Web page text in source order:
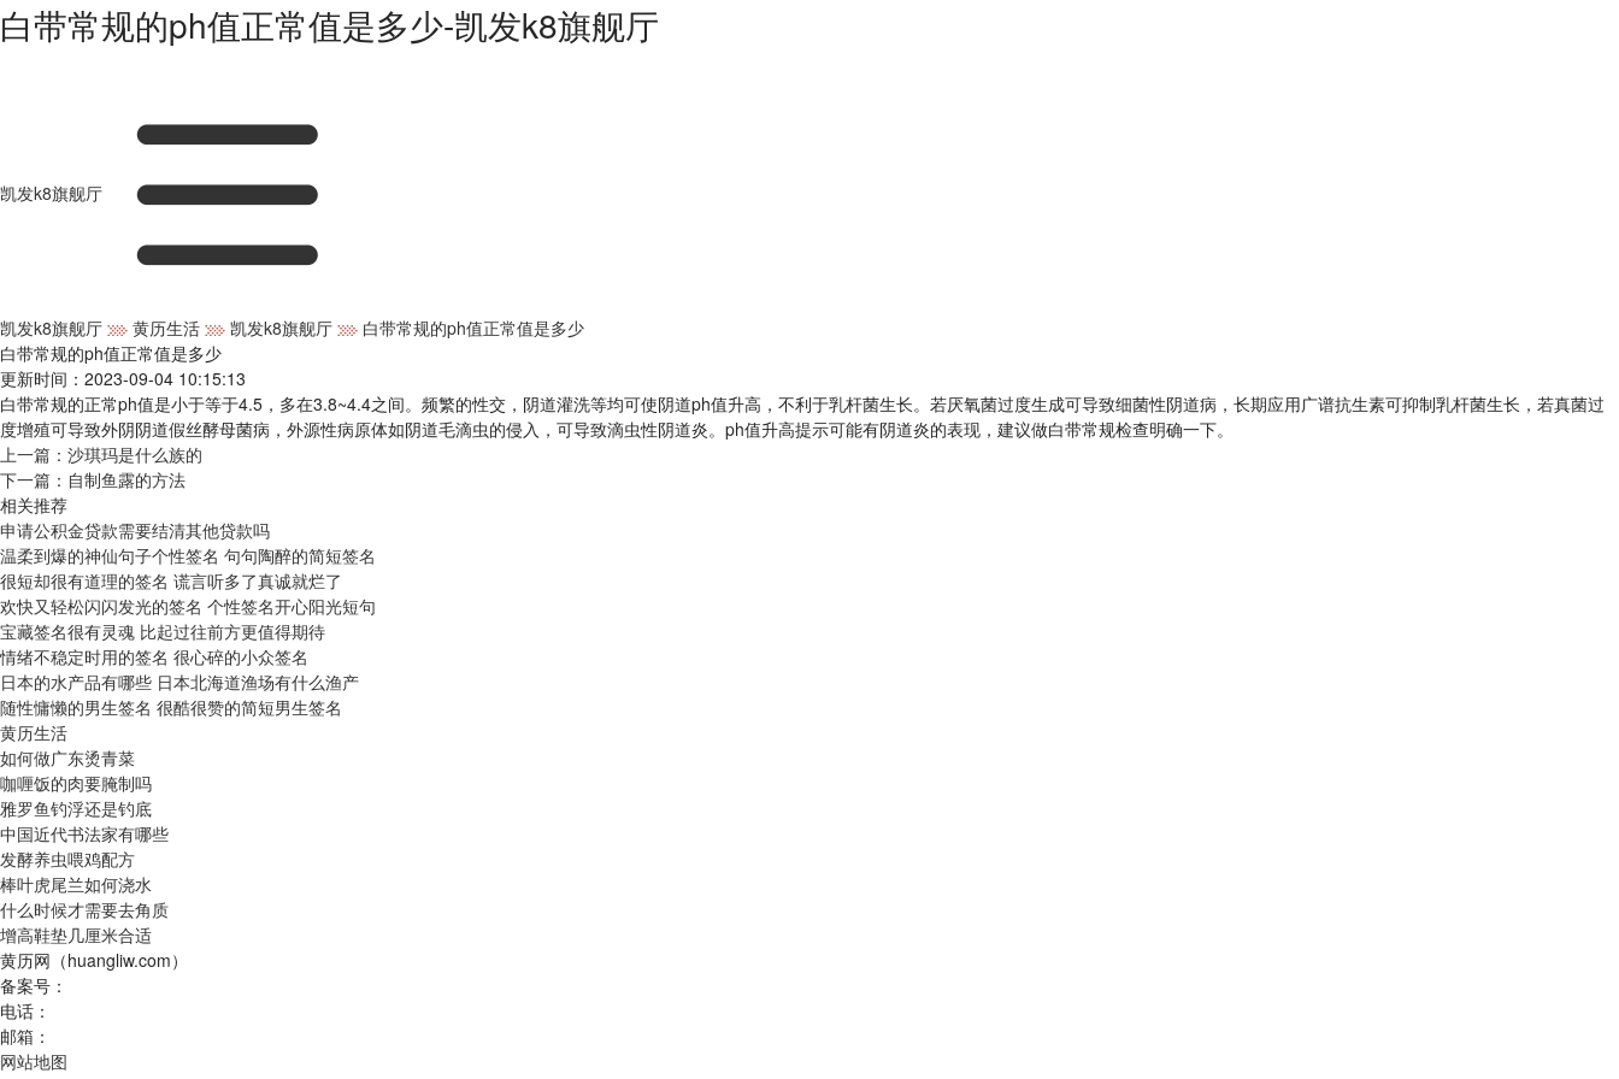
白带常规的ph值正常值是多少-凯发k8旗舰厅
凯发k8旗舰厅
凯发k8旗舰厅 黄历生活 凯发k8旗舰厅
白带常规的ph值正常值是多少
白带常规的ph值正常值是多少
更新时间：2023-09-04 10:15:13
白带常规的正常ph值是小于等于4.5，多在3.8~4.4之间。频繁的性交，阴道灌洗等均可使阴道ph值升高，不利于乳杆菌生长。若厌氧菌过度生成可导致细菌性阴道病，长期应用广谱抗生素可抑制乳杆菌生长，若真菌过
度增殖可导致外阴阴道假丝酵母菌病，外源性病原体如阴道毛滴虫的侵入，可导致滴虫性阴道炎。ph值升高提示可能有阴道炎的表现，建议做白带常规检查明确一下。
上一篇： 沙琪玛是什么族的
下一篇： 自制鱼露的方法
相关推荐
申请公积金贷款需要结清其他贷款吗
温柔到爆的神仙句子个性签名 句句陶醉的简短签名
很短却很有道理的签名 谎言听多了真诚就烂了
欢快又轻松闪闪发光的签名 个性签名开心阳光短句
宝藏签名很有灵魂 比起过往前方更值得期待
情绪不稳定时用的签名 很心碎的小众签名
日本的水产品有哪些 日本北海道渔场有什么渔产
随性慵懒的男生签名 很酷很赞的简短男生签名
黄历生活
如何做广东烫青菜
咖喱饭的肉要腌制吗
雅罗鱼钓浮还是钓底
中国近代书法家有哪些
发酵养虫喂鸡配方
棒叶虎尾兰如何浇水
什么时候才需要去角质
增高鞋垫几厘米合适
黄历网（huangliw.com）
备案号：
电话：
邮箱：
网站地图